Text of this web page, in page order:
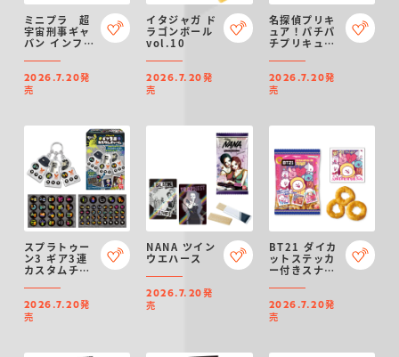
ミニプラ 超
宇宙刑事ギャ
バン インフィ
02 ギャバリ
オンドルネー
ド
2026.7.20発
売
イタジャガ ド
ラゴンボール
vol.10
2026.7.20発
売
名探偵プリキ
ュア！パチパ
チプリキュア
2026.7.20発
売
スプラトゥー
ン3 ギア3連
カスタムチャ
2026.7.20発
売
NANA ツイン
ウエハース
2026.7.20発
売
BT21 ダイカ
ットステッカ
ー付きスナッ
2026.7.20発
売